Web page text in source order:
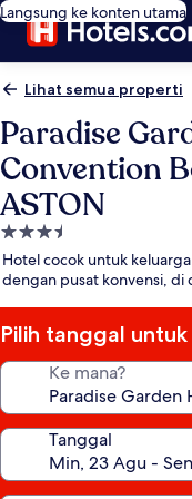
Langsung ke konten utama
Lihat semua properti
Paradise
Convention
ASTON
Properti
bintang
3.5
Hotel cocok untuk
dengan pusat konvensi, di
Pilih tanggal
Ke mana?
Tanggal